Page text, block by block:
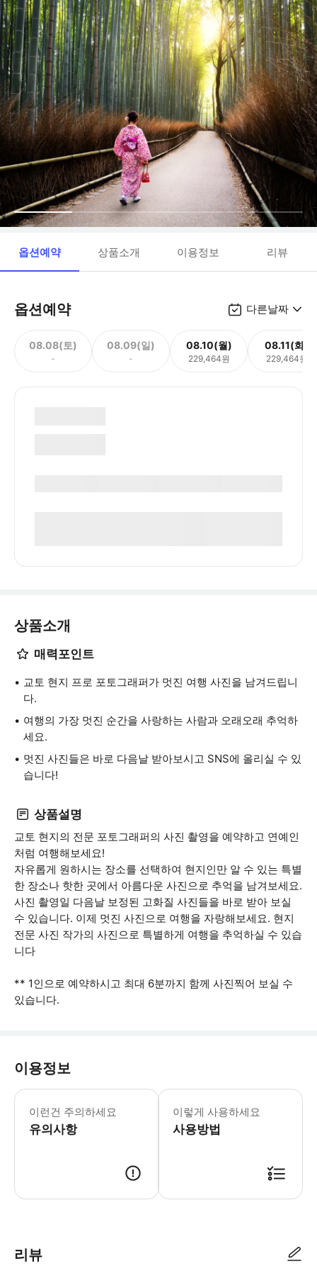
옵션예약 상품소개 이용정보 리뷰
옵션예약 다른날짜
08.08(토)
-
08.09(일)
-
08.10(월)
229,464원
08.11(화)
229,464원
상품소개
매력포인트
교토 현지 프로 포토그래퍼가 멋진 여행 사진을 남겨드립니
다.
여행의 가장 멋진 순간을 사랑하는 사람과 오래오래 추억하
세요.
멋진 사진들은 바로 다음날 받아보시고 SNS에 올리실 수 있
습니다!
상품설명
교토 현지의 전문 포토그래퍼의 사진 촬영을 예약하고 연예인
처럼 여행해보세요!
자유롭게 원하시는 장소를 선택하여 현지인만 알 수 있는 특별
한 장소나 핫한 곳에서 아름다운 사진으로 추억을 남겨보세요.
사진 촬영일 다음날 보정된 고화질 사진들을 바로 받아 보실
수 있습니다. 이제 멋진 사진으로 여행을 자랑해보세요. 현지
전문 사진 작가의 사진으로 특별하게 여행을 추억하실 수 있습
니다
** 1인으로 예약하시고 최대 6분까지 함께 사진찍어 보실 수
있습니다.
이용정보
이런건 주의하세요
유의사항
- 포함사항: **1시간 사진 촬영: 최종
이렇게 사용하세요
사용방법
리뷰